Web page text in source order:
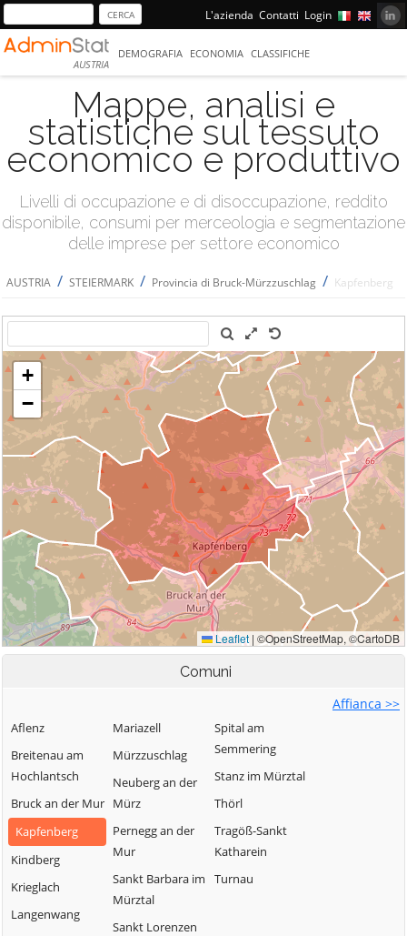
L'azienda Contatti Login
AUSTRIA
DEMOGRAFIA ECONOMIA CLASSIFICHE
Mappe, analisi e
statistiche sul tessuto
economico e produttivo
Livelli di occupazione e di disoccupazione, reddito
disponibile, consumi per merceologia e segmentazione
delle imprese per settore economico
AUSTRIA / STEIERMARK / Provincia di Bruck-Mürzzuschlag / Kapfenberg
Comuni
Affianca >>
Aflenz
Breitenau am
Hochlantsch
Bruck an der Mur
Kapfenberg
Kindberg
Krieglach
Langenwang
Mariazell
Mürzzuschlag
Neuberg an der
Mürz
Pernegg an der
Mur
Sankt Barbara im
Mürztal
Sankt Lorenzen
Spital am
Semmering
Stanz im Mürztal
Thörl
Tragöß-Sankt
Katharein
Turnau